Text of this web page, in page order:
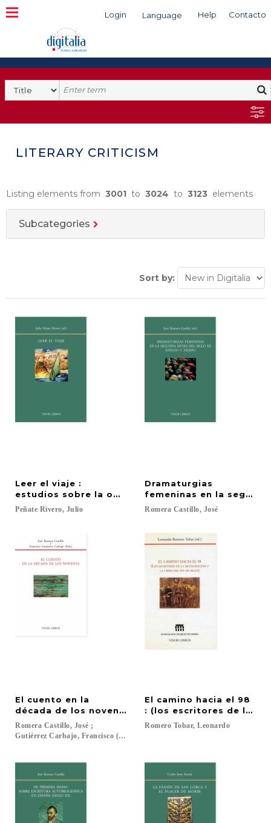
Login Language Help Contacto
Search
LITERARY CRITICISM
Listing elements from 3001 to 3024 to 3123 elements
Subcategories
Sort by:
Leer el viaje :
estudios sobre la obra de Javier Reverte
Peñate Rivero, Julio
Dramaturgias
femeninas en la
Romera Castillo, José
El cuento en la
década de los noventa
Romera Castillo, José ;
Gutiérrez Carbajo, Francisco (Eds.)...
El camino hacia el 98
: (los escritores de la
Romero Tobar, Leonardo